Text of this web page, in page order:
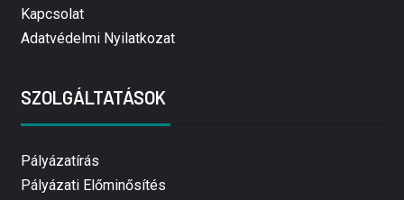
Kapcsolat
Adatvédelmi Nyilatkozat
SZOLGÁLTATÁSOK
Pályázatírás
Pályázati Előminősítés